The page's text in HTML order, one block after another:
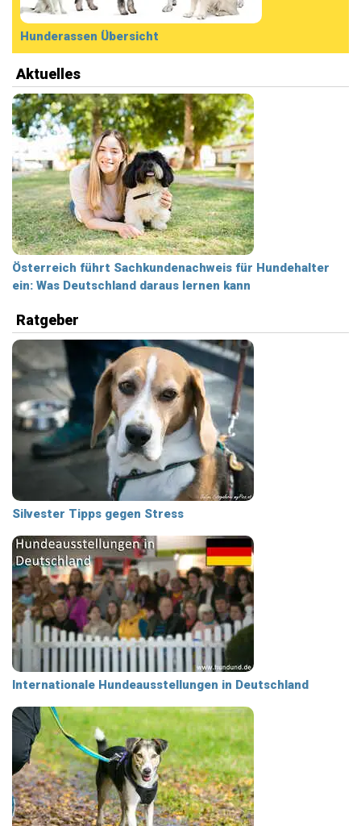
Hunderassen Übersicht
Aktuelles
Österreich führt Sachkundenachweis für Hundehalter
ein: Was Deutschland daraus lernen kann
Ratgeber
Silvester Tipps gegen Stress
Internationale Hundeausstellungen in Deutschland